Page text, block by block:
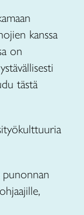
kanssa
on
tästä